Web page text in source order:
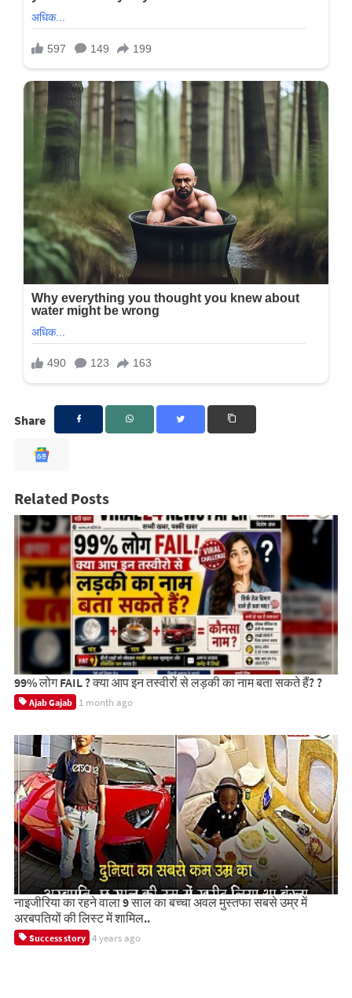
Share
Related Posts
99% लोग FAIL ? क्या आप इन तस्वीरों से लड़की का नाम बता सकते हैं? ?
Ajab Gajab 1 month ago
नाइजीरिया का रहने वाला 9 साल का बच्चा अवल मुस्तफा सबसे उम्र में
अरबपतियों की लिस्ट में शामिल..
Success story 4 years ago